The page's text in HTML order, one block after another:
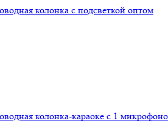
колонка с подсветкой оптом
колонка-караоке с 1